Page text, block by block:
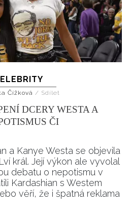
Čížková / Sdílet
DCERY WESTA A
ČI
a Kanye Westa se objevila
král. Její výkon ale vyvolal
debatu o nepotismu v
Kardashian s Westem
věří, že i špatná reklama